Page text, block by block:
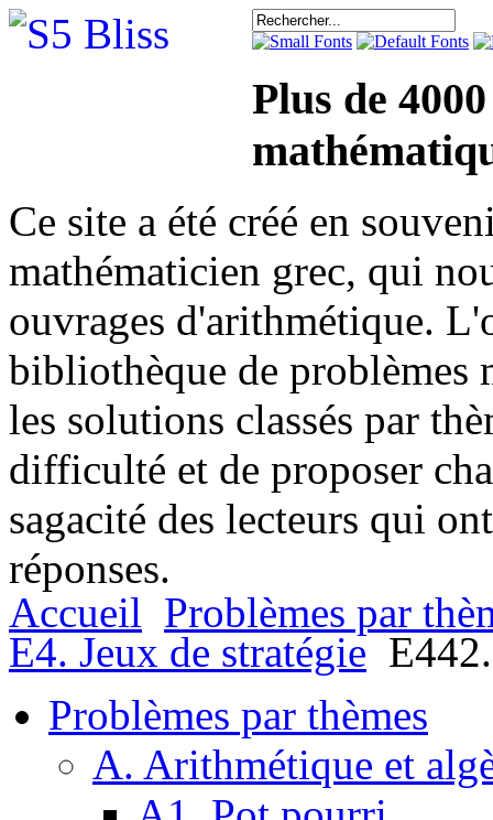
Plus de
Ce site a été créé en
mathématicien grec, qui
ouvrages d'arithmétique.
bibliothèque de problèmes
les solutions classés par
difficulté et de proposer
sagacité des lecteurs qui
réponses.
Accueil Problèmes par
E4. Jeux de stratégie
Problèmes par thèmes
A. Arithmétique et